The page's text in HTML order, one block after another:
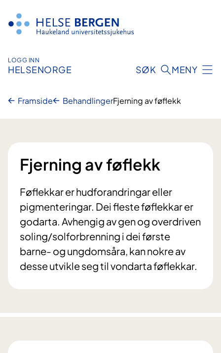
innhald
LOGG INN
HELSENORGE SØK MENY
Framside BehandlingerFjerning av føflekk
Fjerning av føflekk
Føflekkar er hudforandringar eller
pigmenteringar. Dei fleste føflekkar er
godarta. Avhengig av gen og overdriven
soling/solforbrenning i dei første
barne- og ungdomsåra, kan nokre av
desse utvikle seg til vondarta føflekkar.